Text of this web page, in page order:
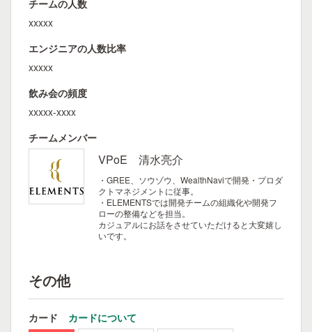
チームの人数
xxxxx
エンジニアの人数比率
xxxxx
飲み会の頻度
xxxxx-xxxx
チームメンバー
VPoE 清水亮介
・GREE、ソウゾウ、WealthNaviで開発・プロダ
クトマネジメントに従事。
・ELEMENTSでは開発チームの組織化や開発フ
ローの整備などを担当。
カジュアルにお話をさせていただけると大変嬉し
いです。
その他
カード カードについて